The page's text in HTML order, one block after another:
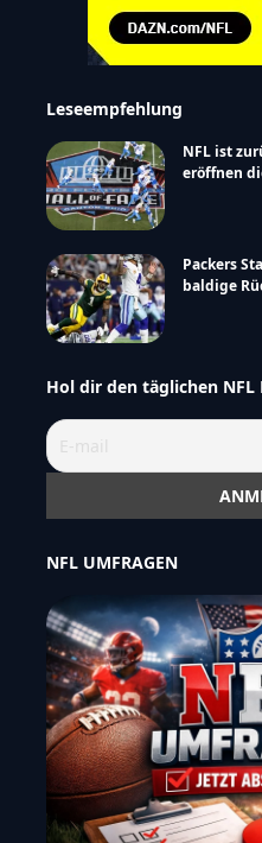
Leseempfehlung
NFL ist
eröffnen
Packers
baldige
Hol dir den täglichen
NFL UMFRAGEN